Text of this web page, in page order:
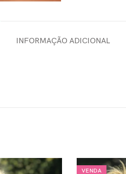
INFORMAÇÃO ADICIONAL
VENDA